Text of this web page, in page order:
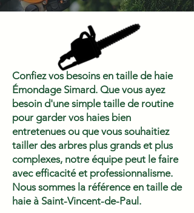
Confiez vos besoins en taille de haie
Émondage Simard. Que vous ayez
besoin d'une simple taille de routine
pour garder vos haies bien
entretenues ou que vous souhaitiez
tailler des arbres plus grands et plus
complexes, notre équipe peut le faire
avec efficacité et professionnalisme.
Nous sommes la référence en taille de
haie à Saint-Vincent-de-Paul.